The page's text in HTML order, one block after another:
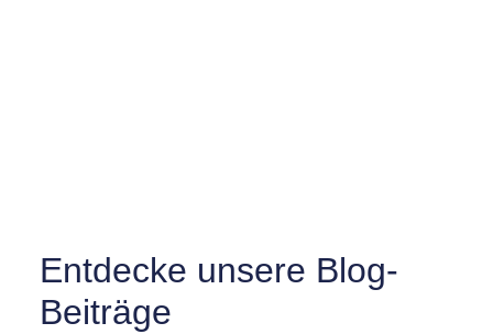
Entdecke unsere Blog-
Beiträge